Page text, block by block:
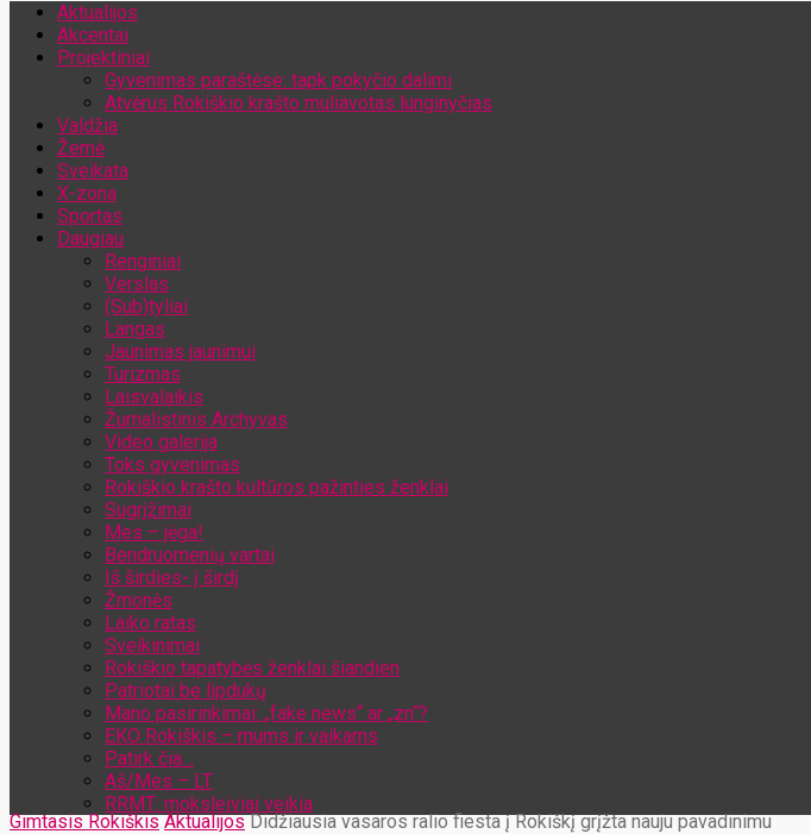
Aktualijos
Akcentai
Projektiniai
Gyvenimas paraštėse: tapk pokyčio dalimi
Atvėrus Rokiškio krašto muliavotas lunginyčias
Valdžia
Žemė
Sveikata
X-zona
Sportas
Daugiau
Renginiai
Verslas
(Sub)tyliai
Langas
Jaunimas jaunimui
Turizmas
Laisvalaikis
Žurnalistinis Archyvas
Video galerija
Toks gyvenimas
Rokiškio krašto kultūros pažinties ženklai
Sugrįžimai
Mes – jėga!
Bendruomenių vartai
Iš širdies- į širdį
Žmonės
Laiko ratas
Sveikinimai
Rokiškio tapatybės ženklai šiandien
Patriotai be lipdukų
Mano pasirinkimai: „fake news“ ar „zn“?
EKO Rokiškis – mums ir vaikams
Patirk čia…
Aš/Mes – LT
RRMT: moksleiviai veikia
Gimtasis Rokiškis Aktualijos Didžiausia vasaros ralio fiesta į Rokiškį grįžta nauju pavadinimu